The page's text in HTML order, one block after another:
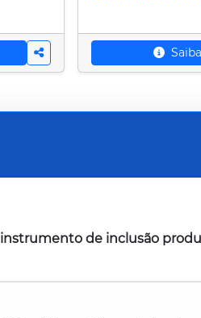
instrumento de inclusão